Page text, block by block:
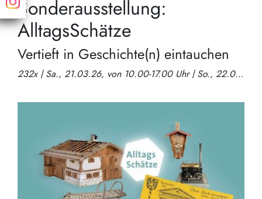
Sonderausstellung:
AlltagsSchätze
Vertieft in Geschichte(n) eintauchen
232x | Sa., 21.03.26, von 10.00-17.00 Uhr | So., 22.03.26, von 10.00-17.00 Uhr | Mo., 23.03.26, von 10.00-17.00 Uhr | Di., 24.03.26, von 10.00-17.00 Uhr | Mi., 25.03.26, von 10.00-17.00 Uhr | Do., 26.03.26, von 10.00-17.00 Uhr | Fr., 27.03.26, von 10.00-17.00 Uhr | Sa., 28.03.26, von 10.00-17.00 Uhr | So., 29.03.26, von 10.00-17.00 Uhr | Mo., 30.03.26, von 10.00-17.00 Uhr | Di., 31.03.26, von 10.00-17.00 Uhr | Mi., 01.04.26, von 10.00-17.00 Uhr | Do., 02.04.26, von 10.00-17.00 Uhr | Fr., 03.04.26, von 10.00-17.00 Uhr | Sa., 04.04.26, von 10.00-17.00 Uhr | So., 05.04.26, von 10.00-17.00 Uhr | Mo., 06.04.26, von 10.00-17.00 Uhr | Di., 07.04.26, von 10.00-17.00 Uhr | Mi., 08.04.26, von 10.00-17.00 Uhr | Do., 09.04.26, von 10.00-17.00 Uhr | Fr., 10.04.26, von 10.00-17.00 Uhr | Sa., 11.04.26, von 10.00-17.00 Uhr | So., 12.04.26, von 10.00-17.00 Uhr | Mo., 13.04.26, von 10.00-17.00 Uhr | Di., 14.04.26, von 10.00-17.00 Uhr | Mi., 15.04.26, von 10.00-17.00 Uhr | Do., 16.04.26, von 10.00-17.00 Uhr | Fr., 17.04.26, von 10.00-17.00 Uhr | Sa., 18.04.26, von 10.00-17.00 Uhr | So., 19.04.26, von 10.00-17.00 Uhr | Mo., 20.04.26, von 10.00-17.00 Uhr | Di., 21.04.26, von 10.00-17.00 Uhr | Mi., 22.04.26, von 10.00-17.00 Uhr | Do., 23.04.26, von 10.00-17.00 Uhr | Fr., 24.04.26, von 10.00-17.00 Uhr | Sa., 25.04.26, von 10.00-17.00 Uhr | So., 26.04.26, von 10.00-17.00 Uhr | Mo., 27.04.26, von 10.00-17.00 Uhr | Di., 28.04.26, von 10.00-17.00 Uhr | Mi., 29.04.26, von 10.00-17.00 Uhr | Do., 30.04.26, von 10.00-17.00 Uhr | Fr., 01.05.26, von 10.00-17.00 Uhr | Sa., 02.05.26, von 10.00-17.00 Uhr | So., 03.05.26, von 10.00-17.00 Uhr | Mo., 04.05.26, von 10.00-17.00 Uhr | Di., 05.05.26, von 10.00-17.00 Uhr | Mi., 06.05.26, von 10.00-17.00 Uhr | Do., 07.05.26, von 10.00-17.00 Uhr | Fr., 08.05.26, von 10.00-17.00 Uhr | Sa., 09.05.26, von 10.00-17.00 Uhr | So., 10.05.26, von 10.00-17.00 Uhr | Mo., 11.05.26, von 10.00-17.00 Uhr | Di., 12.05.26, von 10.00-17.00 Uhr | Mi., 13.05.26, von 10.00-17.00 Uhr | Do., 14.05.26, von 10.00-17.00 Uhr | Fr., 15.05.26, von 10.00-17.00 Uhr | Sa., 16.05.26, von 10.00-17.00 Uhr | So., 17.05.26, von 10.00-17.00 Uhr | Mo., 18.05.26, von 10.00-17.00 Uhr | Di., 19.05.26, von 10.00-17.00 Uhr | Mi., 20.05.26, von 10.00-17.00 Uhr | Do., 21.05.26, von 10.00-17.00 Uhr | Fr., 22.05.26, von 10.00-17.00 Uhr | Sa., 23.05.26, von 10.00-17.00 Uhr | So., 24.05.26, von 10.00-17.00 Uhr | Mo., 25.05.26, von 10.00-17.00 Uhr | Di., 26.05.26, von 10.00-17.00 Uhr | Mi., 27.05.26, von 10.00-17.00 Uhr | Do., 28.05.26, von 10.00-17.00 Uhr | Fr., 29.05.26, von 10.00-17.00 Uhr | Sa., 30.05.26, von 10.00-17.00 Uhr | So., 31.05.26, von 10.00-17.00 Uhr | Mo., 01.06.26, von 10.00-17.00 Uhr | Di., 02.06.26, von 10.00-17.00 Uhr | Mi., 03.06.26, von 10.00-17.00 Uhr | Do., 04.06.26, von 10.00-17.00 Uhr | Fr., 05.06.26, von 10.00-17.00 Uhr | Sa., 06.06.26, von 10.00-17.00 Uhr | So., 07.06.26, von 10.00-17.00 Uhr | Mo., 08.06.26, von 10.00-17.00 Uhr | Di., 09.06.26, von 10.00-17.00 Uhr | Mi., 10.06.26, von 10.00-17.00 Uhr | Do., 11.06.26, von 10.00-17.00 Uhr | Fr., 12.06.26, von 10.00-17.00 Uhr | Sa., 13.06.26, von 10.00-17.00 Uhr | So., 14.06.26, von 10.00-17.00 Uhr | Mo., 15.06.26, von 10.00-17.00 Uhr | Di., 16.06.26, von 10.00-17.00 Uhr | Mi., 17.06.26, von 10.00-17.00 Uhr | Do., 18.06.26, von 10.00-17.00 Uhr | Fr., 19.06.26, von 10.00-17.00 Uhr | Sa., 20.06.26, von 10.00-17.00 Uhr | So., 21.06.26, von 10.00-17.00 Uhr | Mo., 22.06.26, von 10.00-17.00 Uhr | Di., 23.06.26, von 10.00-17.00 Uhr | Mi., 24.06.26, von 10.00-17.00 Uhr | Do., 25.06.26, von 10.00-17.00 Uhr | Fr., 26.06.26, von 10.00-17.00 Uhr | Sa., 27.06.26, von 10.00-17.00 Uhr | So., 28.06.26, von 10.00-17.00 Uhr | Mo., 29.06.26, von 10.00-17.00 Uhr | Di., 30.06.26, von 10.00-17.00 Uhr | Mi., 01.07.26, von 10.00-17.00 Uhr | Do., 02.07.26, von 10.00-17.00 Uhr | Fr., 03.07.26, von 10.00-17.00 Uhr | Sa., 04.07.26, von 10.00-17.00 Uhr | So., 05.07.26, von 10.00-17.00 Uhr | Mo., 06.07.26, von 10.00-17.00 Uhr | Di., 07.07.26, von 10.00-17.00 Uhr | Mi., 08.07.26, von 10.00-17.00 Uhr | Do., 09.07.26, von 10.00-17.00 Uhr | Fr., 10.07.26, von 10.00-17.00 Uhr | Sa., 11.07.26, von 10.00-17.00 Uhr | So., 12.07.26, von 10.00-17.00 Uhr | Mo., 13.07.26, von 10.00-17.00 Uhr | Di., 14.07.26, von 10.00-17.00 Uhr | Mi., 15.07.26, von 10.00-17.00 Uhr | Do., 16.07.26, von 10.00-17.00 Uhr | Fr., 17.07.26, von 10.00-17.00 Uhr | Sa., 18.07.26, von 10.00-17.00 Uhr | So., 19.07.26, von 10.00-17.00 Uhr | Mo., 20.07.26, von 10.00-17.00 Uhr | Di., 21.07.26, von 10.00-17.00 Uhr | Mi., 22.07.26, von 10.00-17.00 Uhr | Do., 23.07.26, von 10.00-17.00 Uhr | Fr., 24.07.26, von 10.00-17.00 Uhr | Sa., 25.07.26, von 10.00-17.00 Uhr | So., 26.07.26, von 10.00-17.00 Uhr | Mo., 27.07.26, von 10.00-17.00 Uhr | Di., 28.07.26, von 10.00-17.00 Uhr | Mi., 29.07.26, von 10.00-17.00 Uhr | Do., 30.07.26, von 10.00-17.00 Uhr | Fr., 31.07.26, von 10.00-17.00 Uhr | Sa., 01.08.26, von 10.00-17.00 Uhr | So., 02.08.26, von 10.00-17.00 Uhr | Mo., 03.08.26, von 10.00-17.00 Uhr | Di., 04.08.26, von 10.00-17.00 Uhr | Mi., 05.08.26, von 10.00-17.00 Uhr | Do., 06.08.26, von 10.00-17.00 Uhr | Fr., 07.08.26, von 10.00-17.00 Uhr | Sa., 08.08.26, von 10.00-17.00 Uhr | So., 09.08.26, von 10.00-17.00 Uhr | Mo., 10.08.26, von 10.00-17.00 Uhr | Di., 11.08.26, von 10.00-17.00 Uhr | Mi., 12.08.26, von 10.00-17.00 Uhr | Do., 13.08.26, von 10.00-17.00 Uhr | Fr., 14.08.26, von 10.00-17.00 Uhr | Sa., 15.08.26, von 10.00-17.00 Uhr | So., 16.08.26, von 10.00-17.00 Uhr | Mo., 17.08.26, von 10.00-17.00 Uhr | Di., 18.08.26, von 10.00-17.00 Uhr | Mi., 19.08.26, von 10.00-17.00 Uhr | Do., 20.08.26, von 10.00-17.00 Uhr | Fr., 21.08.26, von 10.00-17.00 Uhr | Sa., 22.08.26, von 10.00-17.00 Uhr | So., 23.08.26, von 10.00-17.00 Uhr | Mo., 24.08.26, von 10.00-17.00 Uhr | Di., 25.08.26, von 10.00-17.00 Uhr | Mi., 26.08.26, von 10.00-17.00 Uhr | Do., 27.08.26, von 10.00-17.00 Uhr | Fr., 28.08.26, von 10.00-17.00 Uhr | Sa., 29.08.26, von 10.00-17.00 Uhr | So., 30.08.26, von 10.00-17.00 Uhr | Mo., 31.08.26, von 10.00-17.00 Uhr | Di., 01.09.26, von 10.00-17.00 Uhr | Mi., 02.09.26, von 10.00-17.00 Uhr | Do., 03.09.26, von 10.00-17.00 Uhr | Fr., 04.09.26, von 10.00-17.00 Uhr | Sa., 05.09.26, von 10.00-17.00 Uhr | So., 06.09.26, von 10.00-17.00 Uhr | Mo., 07.09.26, von 10.00-17.00 Uhr | Di., 08.09.26, von 10.00-17.00 Uhr | Mi., 09.09.26, von 10.00-17.00 Uhr | Do., 10.09.26, von 10.00-17.00 Uhr | Fr., 11.09.26, von 10.00-17.00 Uhr | Sa., 12.09.26, von 10.00-17.00 Uhr | So., 13.09.26, von 10.00-17.00 Uhr | Mo., 14.09.26, von 10.00-17.00 Uhr | Di., 15.09.26, von 10.00-17.00 Uhr | Mi., 16.09.26, von 10.00-17.00 Uhr | Do., 17.09.26, von 10.00-17.00 Uhr | Fr., 18.09.26, von 10.00-17.00 Uhr | Sa., 19.09.26, von 10.00-17.00 Uhr | So., 20.09.26, von 10.00-17.00 Uhr | Mo., 21.09.26, von 10.00-17.00 Uhr | Di., 22.09.26, von 10.00-17.00 Uhr | Mi., 23.09.26, von 10.00-17.00 Uhr | Do., 24.09.26, von 10.00-17.00 Uhr | Fr., 25.09.26, von 10.00-17.00 Uhr | Sa., 26.09.26, von 10.00-17.00 Uhr | So., 27.09.26, von 10.00-17.00 Uhr | Mo., 28.09.26, von 10.00-17.00 Uhr | Di., 29.09.26, von 10.00-17.00 Uhr | Mi., 30.09.26, von 10.00-17.00 Uhr | Do., 01.10.26, von 10.00-17.00 Uhr | Fr., 02.10.26, von 10.00-17.00 Uhr | So., 04.10.26, von 10.00-17.00 Uhr | Mo., 05.10.26, von 10.00-17.00 Uhr | Di., 06.10.26, von 10.00-17.00 Uhr | Mi., 07.10.26, von 10.00-17.00 Uhr | Do., 08.10.26, von 10.00-17.00 Uhr | Fr., 09.10.26, von 10.00-17.00 Uhr | Sa., 10.10.26, von 10.00-17.00 Uhr | So., 11.10.26, von 10.00-17.00 Uhr | Mo., 12.10.26, von 10.00-17.00 Uhr | Di., 13.10.26, von 10.00-17.00 Uhr | Mi., 14.10.26, von 10.00-17.00 Uhr | Do., 15.10.26, von 10.00-17.00 Uhr | Fr., 16.10.26, von 10.00-17.00 Uhr | Sa., 17.10.26, von 10.00-17.00 Uhr | So., 18.10.26, von 10.00-17.00 Uhr | Mo., 19.10.26, von 10.00-17.00 Uhr | Di., 20.10.26, von 10.00-17.00 Uhr | Mi., 21.10.26, von 10.00-17.00 Uhr | Do., 22.10.26, von 10.00-17.00 Uhr | Fr., 23.10.26, von 10.00-17.00 Uhr | Sa., 24.10.26, von 10.00-17.00 Uhr | So., 25.10.26, von 10.00-17.00 Uhr | Mo., 26.10.26, von 10.00-17.00 Uhr | Di., 27.10.26, von 10.00-17.00 Uhr | Mi., 28.10.26, von 10.00-17.00 Uhr | Do., 29.10.26, von 10.00-17.00 Uhr | Fr., 30.10.26, von 10.00-17.00 Uhr | Sa., 31.10.26, von 10.00-17.00 Uhr | So., 01.11.26, von 10.00-17.00 Uhr | Mo., 02.11.26, von 10.00-17.00 Uhr | Di., 03.11.26, von 10.00-17.00 Uhr | Mi., 04.11.26, von 10.00-17.00 Uhr | Do., 05.11.26, von 10.00-17.00 Uhr | Fr., 06.11.26, von 10.00-17.00 Uhr | Sa., 07.11.26, von 10.00-17.00 Uhr | So., 08.11.26, von 10.00-17.00 Uhr